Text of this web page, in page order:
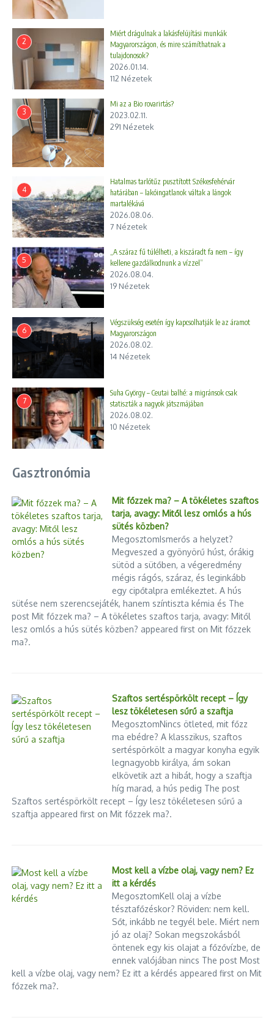
2
Miért drágulnak a lakásfelújítási munkák
Magyarországon, és mire számíthatnak a
tulajdonosok?
2026.01.14.
112 Nézetek
3
Mi az a Bio rovarirtás?
2023.02.11.
291 Nézetek
4
Hatalmas tarlótűz pusztított Székesfehérvár
határában – lakóingatlanok váltak a lángok
martalékává
2026.08.06.
7 Nézetek
5
„A száraz fű túlélheti, a kiszáradt fa nem – így
kellene gazdálkodnunk a vízzel”
2026.08.04.
19 Nézetek
6
Végszükség esetén így kapcsolhatják le az áramot
Magyarországon
2026.08.02.
14 Nézetek
7
Suha György – Ceutai balhé: a migránsok csak
statiszták a nagyok játszmájában
2026.08.02.
10 Nézetek
Gasztronómia
Mit főzzek ma? – A tökéletes szaftos
tarja, avagy: Mitől lesz omlós a hús
sütés közben?
MegosztomIsmerős a helyzet?
Megveszed a gyönyörű húst, órákig
sütöd a sütőben, a végeredmény
mégis rágós, száraz, és leginkább
egy cipőtalpra emlékeztet. A hús
sütése nem szerencsejáték, hanem színtiszta kémia és The
post Mit főzzek ma? – A tökéletes szaftos tarja, avagy: Mitől
lesz omlós a hús sütés közben? appeared first on Mit főzzek
ma?.
Szaftos sertéspörkölt recept – Így
lesz tökéletesen sűrű a szaftja
MegosztomNincs ötleted, mit főzz
ma ebédre? A klasszikus, szaftos
sertéspörkölt a magyar konyha egyik
legnagyobb királya, ám sokan
elkövetik azt a hibát, hogy a szaftja
híg marad, a hús pedig The post
Szaftos sertéspörkölt recept – Így lesz tökéletesen sűrű a
szaftja appeared first on Mit főzzek ma?.
Most kell a vízbe olaj, vagy nem? Ez
itt a kérdés
MegosztomKell olaj a vízbe
tésztafőzéskor? Röviden: nem kell.
Sőt, inkább ne tegyél bele. Miért nem
jó az olaj? Sokan megszokásból
öntenek egy kis olajat a főzővízbe, de
ennek valójában nincs The post Most
kell a vízbe olaj, vagy nem? Ez itt a kérdés appeared first on Mit
főzzek ma?.